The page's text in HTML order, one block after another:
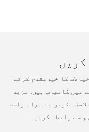
کا خیرمقدم کرتے
میں کامیاب ہیں. مزید
کریں یا براہ راست